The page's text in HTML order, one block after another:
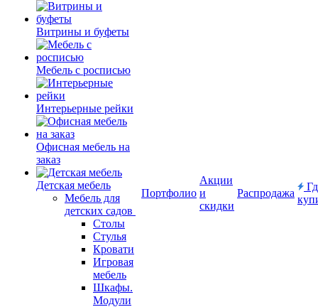
Витрины и буфеты
Мебель с росписью
Интерьерные рейки
Офисная мебель на
заказ
Детская мебель
Мебель для
детских садов
Столы
Стулья
Кровати
Игровая
мебель
Шкафы.
Модули
Портфолио
Акции
и
скидки
Распродажа